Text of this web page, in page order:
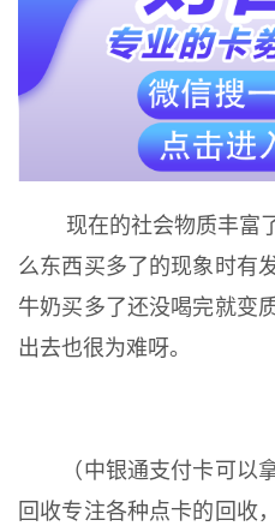
现在的社会物质丰富了
么东西买多了的现象时有
牛奶买多了还没喝完就变
出去也很为难呀。
（中银通支付卡可以拿
回收专注各种点卡的回收